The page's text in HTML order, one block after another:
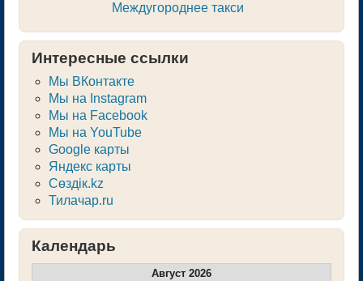
Междугороднее такси
Интересные ссылки
Мы ВКонтакте
Мы на Instagram
Мы на Facebook
Мы на YouTube
Google карты
Яндекс карты
Сөздік.kz
Тилачар.ru
Календарь
Август 2026